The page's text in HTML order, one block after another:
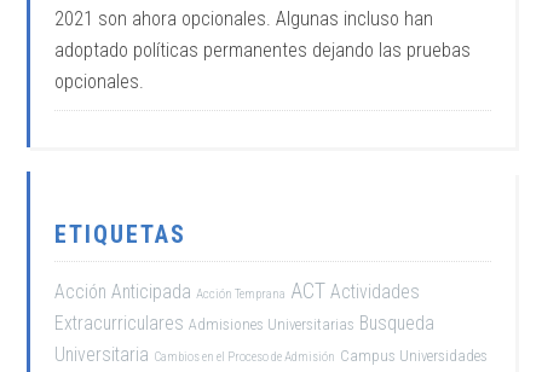
2021 son ahora opcionales. Algunas incluso han
adoptado políticas permanentes dejando las pruebas
opcionales.
ETIQUETAS
Acción Anticipada Acción Temprana ACT Actividades
Extracurriculares Admisiones Universitarias Busqueda
Universitaria Cambios en el Proceso de Admisión Campus Universidades